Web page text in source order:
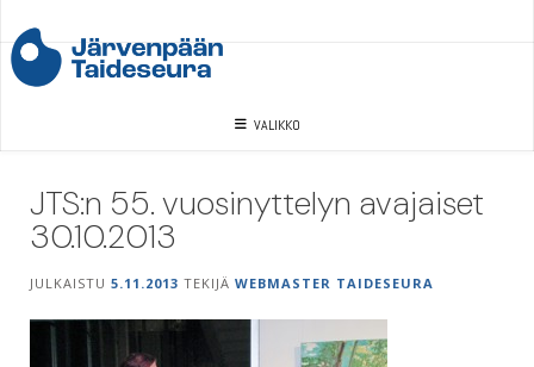
to
content
VALIKKO
JTS:n 55. vuosinyttelyn avajaiset
30.10.2013
JULKAISTU 5.11.2013 TEKIJÄ WEBMASTER TAIDESEURA